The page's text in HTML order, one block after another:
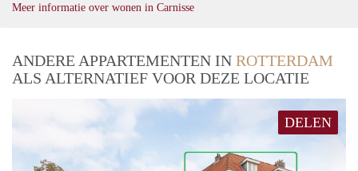
Meer informatie over wonen in Carnisse
ANDERE APPARTEMENTEN IN ROTTERDAM
ALS ALTERNATIEF VOOR DEZE LOCATIE
DELEN